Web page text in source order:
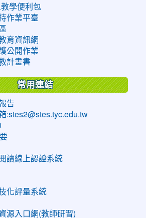
學便利包
作業平臺
育資訊網
公開作業
計畫書
常用連結
告
:stes2@stes.tyc.edu.tw
讀線上認證系統
化評量系統
源入口網(教師研習)